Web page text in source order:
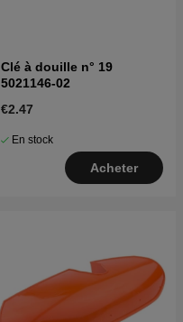
Clé à douille n° 19
5021146-02
€2.47
En stock
Acheter